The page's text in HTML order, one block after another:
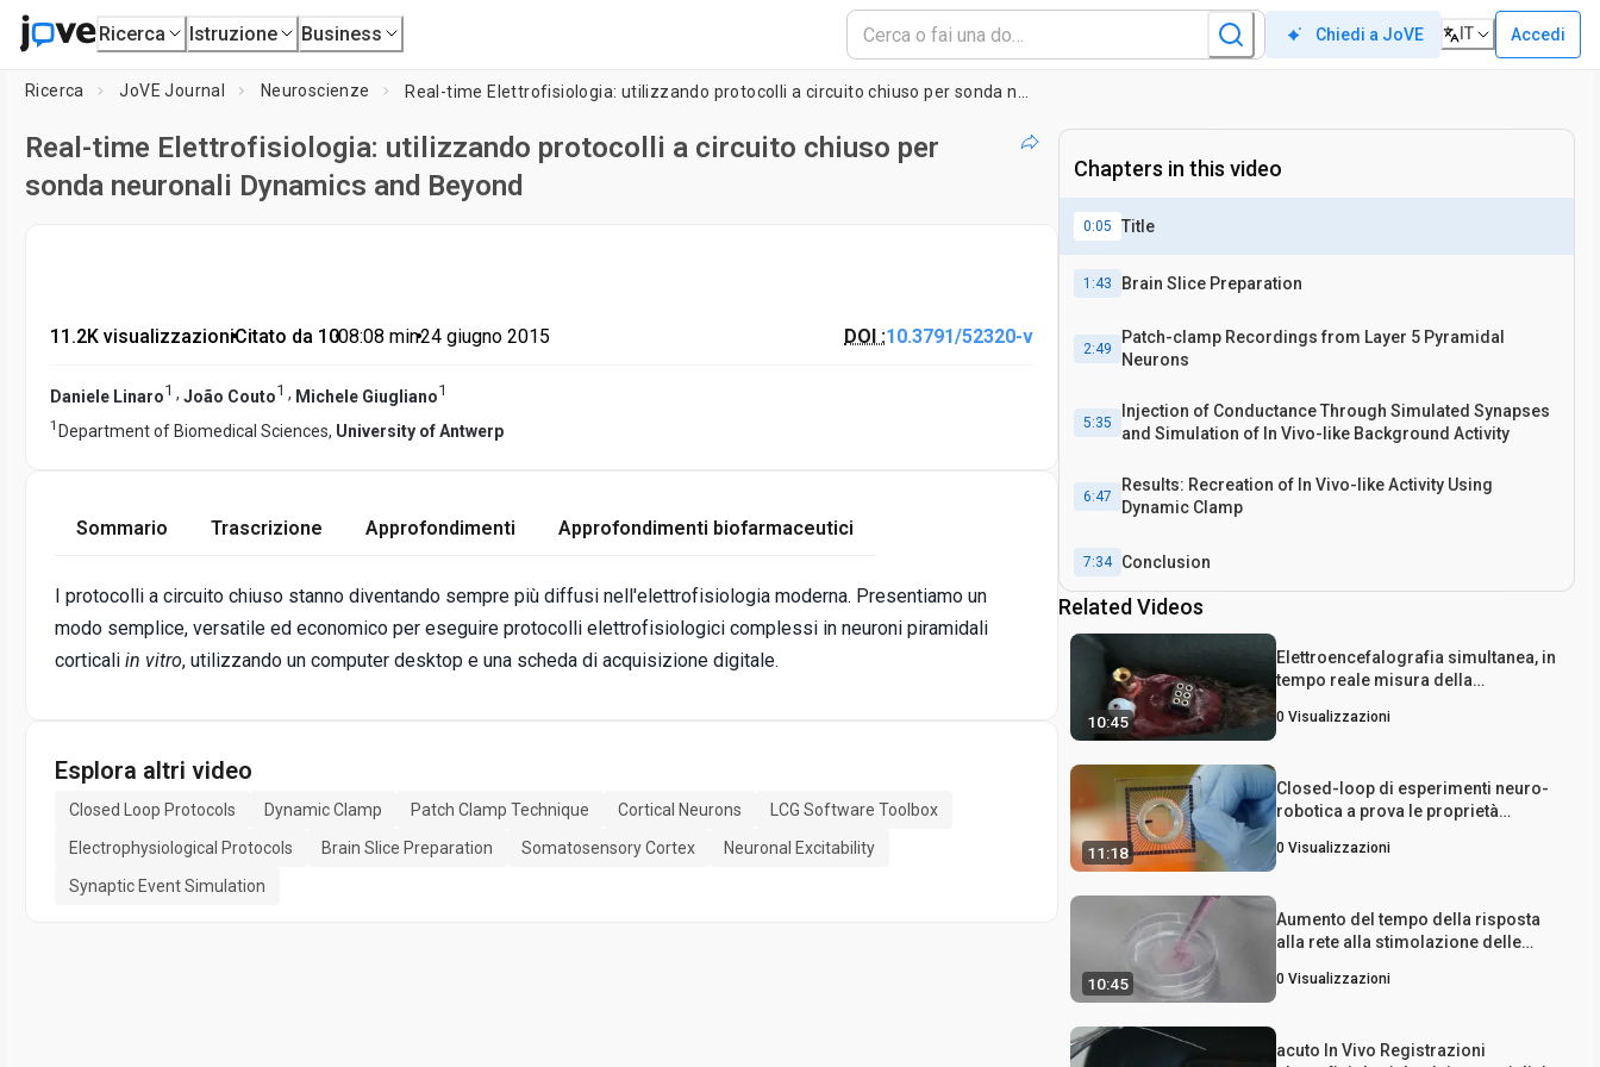
Ricerca Istruzione Business Chiedi a JoVE IT Accedi
Ricerca JoVE Journal Neuroscienze
Real-time Elettrofisiologia: utilizzando protocolli a circuito chiuso per
sonda neuronali Dynamics and Beyond
11.2K visualizzazioni•Citato da 10•08:08 min•24 giugno 2015 DOI :10.3791/52320-v
Daniele Linaro1 , João Couto1 , Michele Giugliano1
1 Department of Biomedical Sciences, University of Antwerp
Sommario Trascrizione Approfondimenti Approfondimenti biofarmaceutici
I protocolli a circuito chiuso stanno diventando sempre più diffusi nell'elettrofisiologia moderna. Presentiamo un
modo semplice, versatile ed economico per eseguire protocolli elettrofisiologici complessi in neuroni piramidali
corticali in vitro, utilizzando un computer desktop e una scheda di acquisizione digitale.
Esplora altri video
Closed Loop Protocols Dynamic Clamp Patch Clamp Technique Cortical Neurons
LCG Software Toolbox
Electrophysiological Protocols
Brain Slice Preparation Somatosensory Cortex
Neuronal Excitability
Synaptic Event Simulation
Chapters in this video
0:05 Title
1:43 Brain Slice Preparation
2:49
Patch-clamp Recordings from Layer 5 Pyramidal
Neurons
5:35
Injection of Conductance Through Simulated Synapses
and Simulation of In Vivo-like Background Activity
6:47
Results: Recreation of In Vivo-like Activity Using
Dynamic Clamp
7:34 Conclusion
Related Videos
10:45
Elettroencefalografia simultanea, in
tempo reale misura della
manipolazione Optogenetic di
0 Visualizzazioni
11:18
Closed-loop di esperimenti neuro-
robotica a prova le proprietà
Networks
0 Visualizzazioni
10:45
Aumento del tempo della risposta
alla rete alla stimolazione delle
matrici di microelettrodi
0 Visualizzazioni
acuto In Vivo Registrazioni